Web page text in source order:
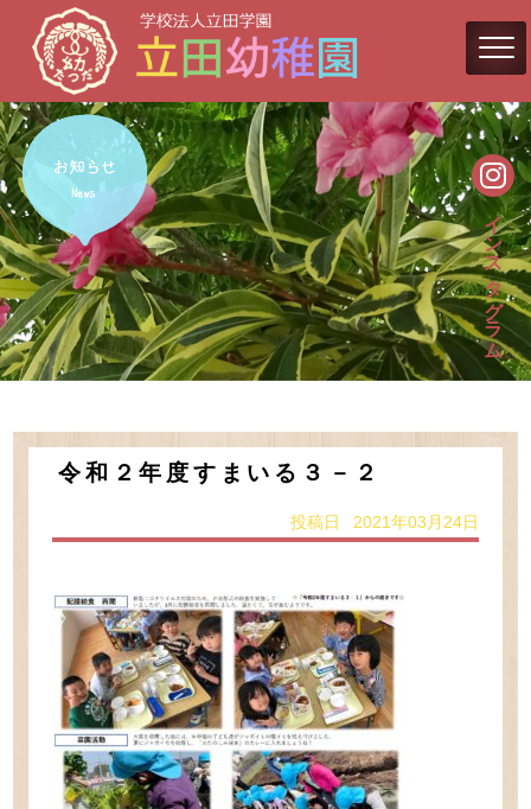
令和２年度すまいる３－２
投稿日 2021年03月24日
インスタグラム